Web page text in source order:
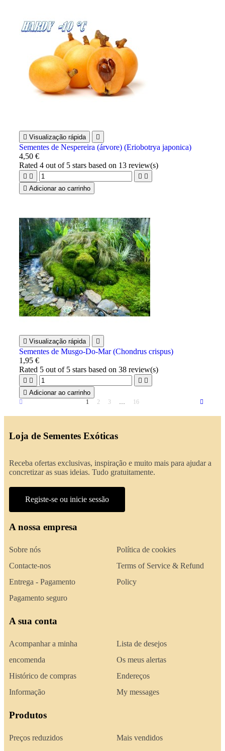
 Visualização rápida 
Sementes de Nespereira (árvore) (Eriobotrya japonica)
4,50 €
Rated4 out of 5 stars based on 13 review(s)
   
 Adicionar ao carrinho
 Visualização rápida 
Sementes de Musgo-Do-Mar (Chondrus crispus)
1,95 €
Rated 5 out of 5 stars based on38 review(s)
   
 Adicionar ao carrinho
1 2 3 … 16
Loja de Sementes Exóticas
Receba ofertas exclusivas, inspiração e muito mais para ajudar a
concretizar as suas ideias. Tudo gratuitamente.
Registe-se ou inicie sessão
A nossa empresa
Sobre nós
Contacte-nos
Entrega - Pagamento
Pagamento seguro
Política de cookies
Terms of Service & Refund
Policy
A sua conta
Acompanhar a minha
encomenda
Histórico de compras
Informação
Lista de desejos
Os meus alertas
Endereços
My messages
Produtos
Preços reduzidos
Mais vendidos